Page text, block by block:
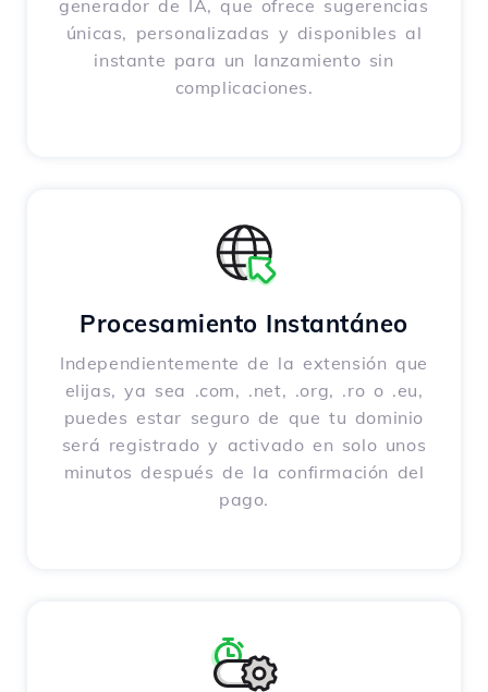
generador de IA, que ofrece sugerencias
únicas, personalizadas y disponibles al
instante para un lanzamiento sin
complicaciones.
Procesamiento Instantáneo
Independientemente de la extensión que
elijas, ya sea .com, .net, .org, .ro o .eu,
puedes estar seguro de que tu dominio
será registrado y activado en solo unos
minutos después de la confirmación del
pago.